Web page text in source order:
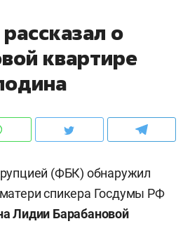
о
квартире
(ФБК) обнаружил
спикера Госдумы РФ
Лидии Барабановой